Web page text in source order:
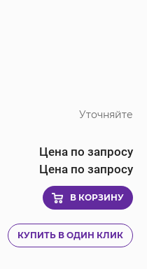
Уточняйте
Цена по запросу
Цена по запросу
В КОРЗИНУ
КУПИТЬ В ОДИН КЛИК